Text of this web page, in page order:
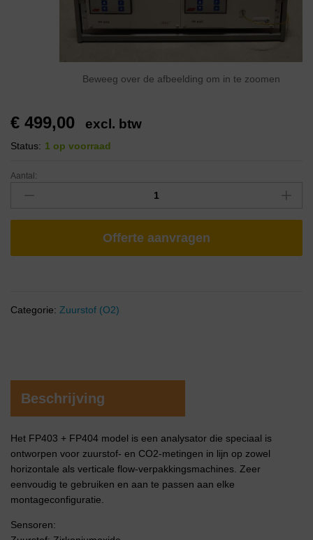
Beweeg over de afbeelding om in te zoomen
€ 499,00 excl. btw
Status: 1 op voorraad
Aantal:
Offerte aanvragen
Categorie: Zuurstof (O2)
Beschrijving
Het FP403 + FP404 model is een analysator die speciaal is
ontworpen voor zuurstof- en CO2-metingen in lijn op zowel
horizontale als verticale flow-verpakkingsmachines. Zeer
eenvoudig te gebruiken en aan te passen aan elke
montageconfiguratie.
Sensoren: